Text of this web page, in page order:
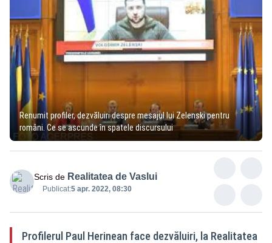
Renumit profiler, dezvăluiri despre mesajul lui Zelenski pentru
români. Ce se ascunde în spatele discursului
Scris de Realitatea de Vaslui
Publicat:5 apr. 2022, 08:30
Profilerul Paul Herinean face dezvăluiri, la Realitatea